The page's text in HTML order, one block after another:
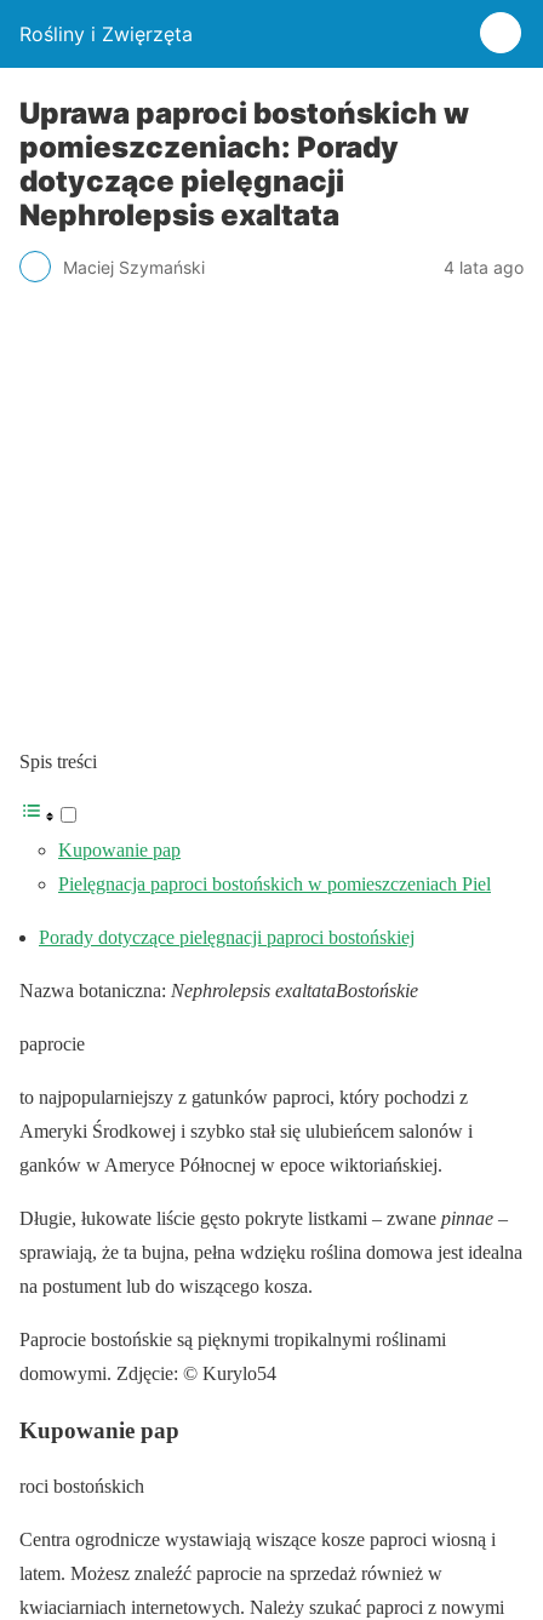
Rośliny i Zwięrzęta
Uprawa paproci bostońskich w
pomieszczeniach: Porady
dotyczące pielęgnacji
Nephrolepsis exaltata
Maciej Szymański 4 lata ago
Spis treści
Kupowanie pap
Pielęgnacja paproci bostońskich w pomieszczeniach Piel
Porady dotyczące pielęgnacji paproci bostońskiej
Nazwa botaniczna: Nephrolepsis exaltataBostońskie
paprocie
to najpopularniejszy z gatunków paproci, który pochodzi z
Ameryki Środkowej i szybko stał się ulubieńcem salonów i
ganków w Ameryce Północnej w epoce wiktoriańskiej.
Długie, łukowate liście gęsto pokryte listkami – zwane pinnae –
sprawiają, że ta bujna, pełna wdzięku roślina domowa jest idealna
na postument lub do wiszącego kosza.
Paprocie bostońskie są pięknymi tropikalnymi roślinami
domowymi. Zdjęcie: © Kurylo54
Kupowanie pap
roci bostońskich
Centra ogrodnicze wystawiają wiszące kosze paproci wiosną i
latem. Możesz znaleźć paprocie na sprzedaż również w
kwiaciarniach internetowych. Należy szukać paproci z nowymi